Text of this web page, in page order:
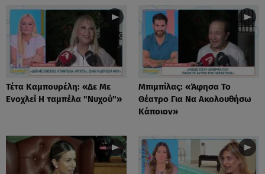
Τέτα Καμπουρέλη: «Δε Mε
Eνοχλεί H ταμπέλα "Νυχού"»
Μπιμπίλας: «Άφησα Το
Θέατρο Για Να Ακολουθήσω
Κάποιον»